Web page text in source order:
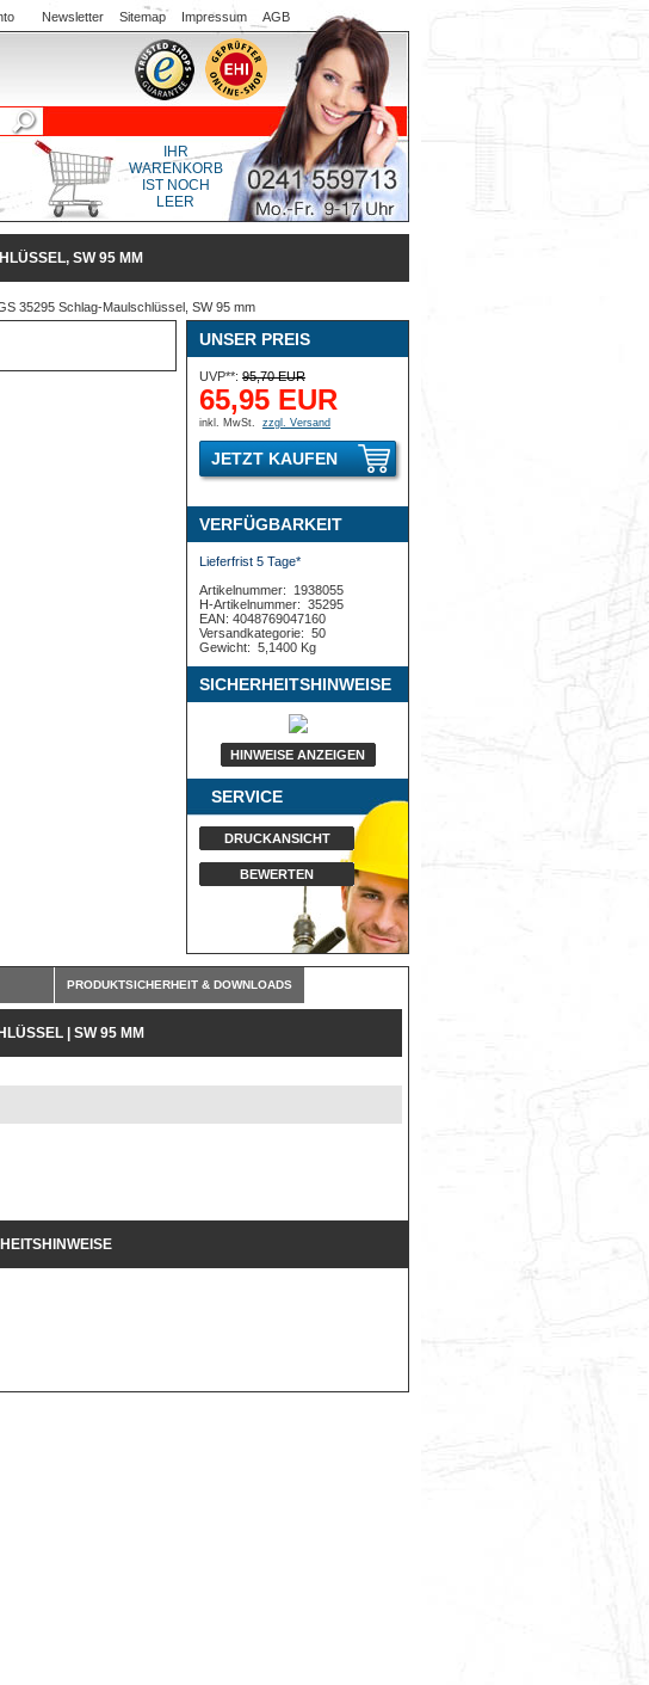
Newsletter Sitemap Impressum AGB
IHR
WARENKORB
IST NOCH
LEER
SW 95 MM
35295 Schlag-Maulschlüssel, SW 95 mm
UNSER PREIS
UVP**: 95,70 EUR
65,95 EUR
inkl. MwSt. zzgl. Versand
JETZT KAUFEN
VERFÜGBARKEIT
Lieferfrist 5 Tage*
Artikelnummer:
1938055
H-Artikelnummer: 35295
EAN: 4048769047160
Versandkategorie: 50
Gewicht: 5,1400 Kg
SICHERHEITSHINWEISE
HINWEISE ANZEIGEN
SERVICE
DRUCKANSICHT
BEWERTEN
PRODUKTSICHERHEIT & DOWNLOADS
| SW 95 MM